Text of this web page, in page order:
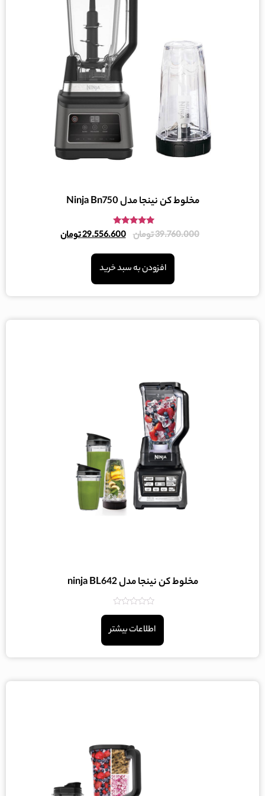
مخلوط کن نینجا مدل Ninja Bn750
امتیاز
5.00
39.760.000تومان 29.556.600تومان
افزودن به سبد خرید
مخلوط کن نینجا مدل ninja BL642
از
اطلاعات بیشتر